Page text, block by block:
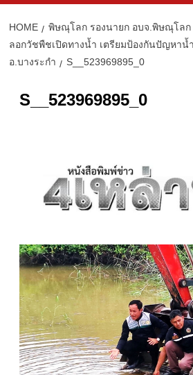
HOME
พิษณุโลก รองนายก อบจ.พิษณุโลก
ลอกวัชพืชเปิดทางน้ำ เตรียมป้องกันปัญหาน้
อ.บางระกำ
S__523969895_0
S__523969895_0